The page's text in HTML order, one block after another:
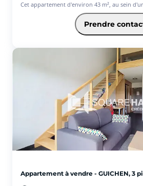
Cet appartement d'environ 43 m², au sein
sécurisée, se compose :
d'une entrée avec placard, d'une salle d'eau,
chambre et un salon séjour avec cuisine
balcon de plus de 5m².
Lots de copropriété : 118 lots dont 55
Les informations sur les risques auxquels ce
disponibles sur le site Géorisques :
Prendre
Appartement à vendre - GUICHEN, 3